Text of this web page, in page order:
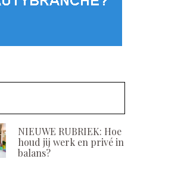
NIEUWE RUBRIEK: Hoe
houd jij werk en privé in
balans?